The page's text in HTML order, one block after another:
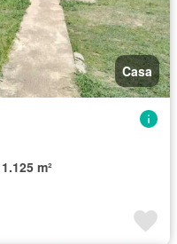
Casa
1.125 m²